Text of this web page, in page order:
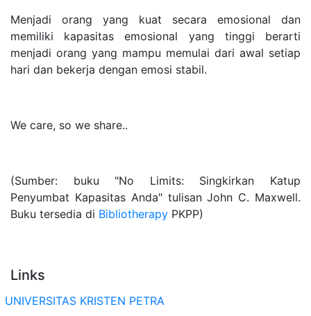
Menjadi orang yang kuat secara emosional dan
memiliki kapasitas emosional yang tinggi berarti
menjadi orang yang mampu memulai dari awal setiap
hari dan bekerja dengan emosi stabil.
We care, so we share..
(Sumber: buku "No Limits: Singkirkan Katup
Penyumbat Kapasitas Anda" tulisan John C. Maxwell.
Buku tersedia di Bibliotherapy PKPP)
Links
UNIVERSITAS KRISTEN PETRA